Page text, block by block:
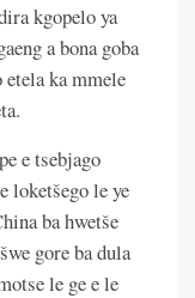
kgopelo ya
a bona goba
etela ka mmele
e tsebjago
loketšego le ye
ba hwetše
gore ba dula
le ge e le